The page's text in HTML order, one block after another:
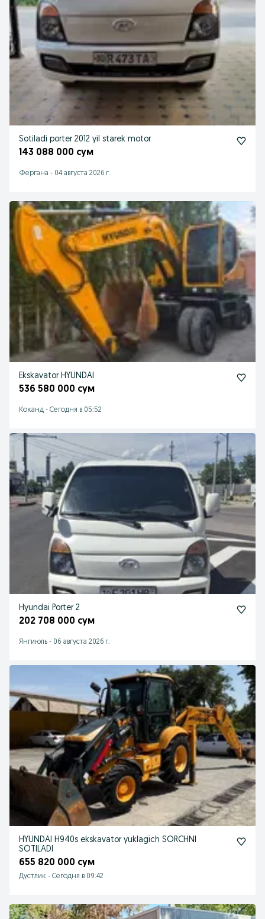
Sotiladi porter 2012 yil starek motor
143 088 000 сум
Фергана - 04 августа 2026 г.
Ekskavator HYUNDAI
536 580 000 сум
Коканд - Сегодня в 05:52
Hyundai Porter 2
202 708 000 сум
Янгиюль - 06 августа 2026 г.
HYUNDAI H940s ekskavator yuklagich SORCHNI
SOTILADI
655 820 000 сум
Дустлик - Сегодня в 09:42